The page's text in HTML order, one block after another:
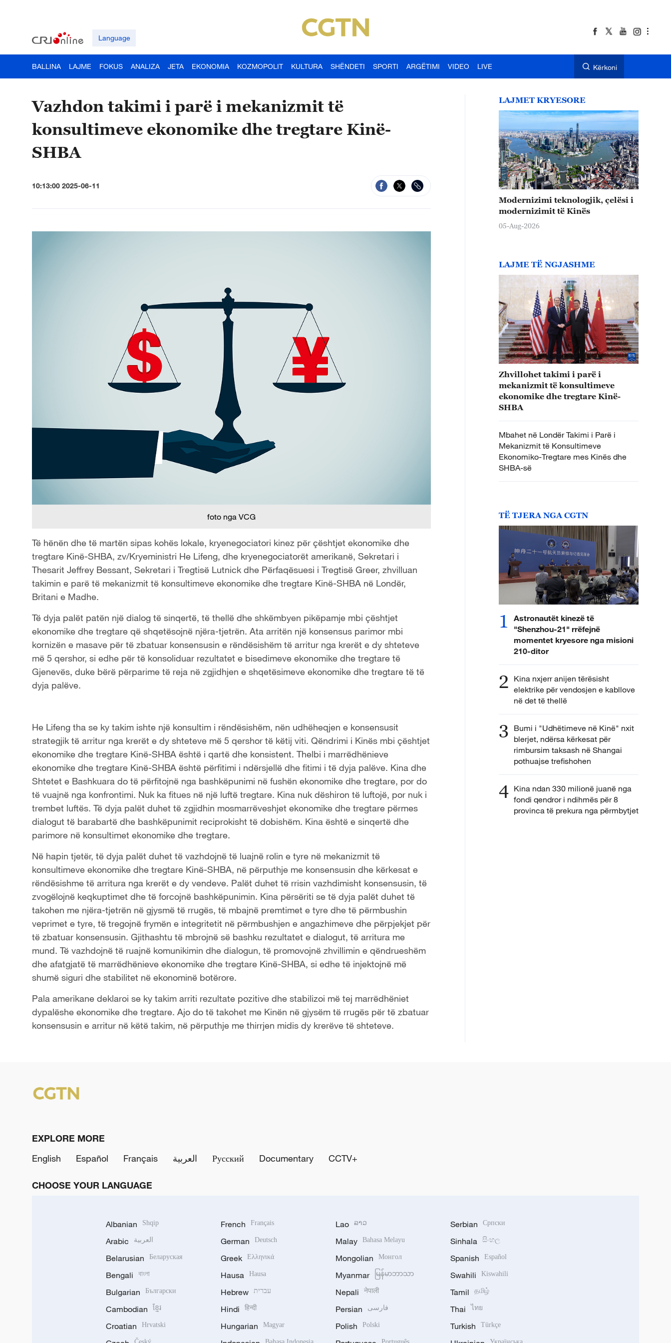
Language
BALLINA LAJME FOKUS ANALIZA JETA EKONOMIA KOZMOPOLIT KULTURA SHËNDETI SPORTI ARGËTIMI VIDEO LIVE Kërkoni
Vazhdon takimi i parë i mekanizmit të
konsultimeve ekonomike dhe tregtare Kinë-
SHBA
10:13:00 2025-06-11
foto nga VCG
Të hënën dhe të martën sipas kohës lokale, kryenegociatori kinez për çështjet ekonomike dhe
tregtare Kinë-SHBA, zv/Kryeministri He Lifeng, dhe kryenegociatorët amerikanë, Sekretari i
Thesarit Jeffrey Bessant, Sekretari i Tregtisë Lutnick dhe Përfaqësuesi i Tregtisë Greer, zhvilluan
takimin e parë të mekanizmit të konsultimeve ekonomike dhe tregtare Kinë-SHBA në Londër,
Britani e Madhe.
Të dyja palët patën një dialog të sinqertë, të thellë dhe shkëmbyen pikëpamje mbi çështjet
ekonomike dhe tregtare që shqetësojnë njëra-tjetrën. Ata arritën një konsensus parimor mbi
kornizën e masave për të zbatuar konsensusin e rëndësishëm të arritur nga krerët e dy shteteve
më 5 qershor, si edhe për të konsoliduar rezultatet e bisedimeve ekonomike dhe tregtare të
Gjenevës, duke bërë përparime të reja në zgjidhjen e shqetësimeve ekonomike dhe tregtare të të
dyja palëve.
He Lifeng tha se ky takim ishte një konsultim i rëndësishëm, nën udhëheqjen e konsensusit
strategjik të arritur nga krerët e dy shteteve më 5 qershor të këtij viti. Qëndrimi i Kinës mbi çështjet
ekonomike dhe tregtare Kinë-SHBA është i qartë dhe konsistent. Thelbi i marrëdhënieve
ekonomike dhe tregtare Kinë-SHBA është përfitimi i ndërsjellë dhe fitimi i të dyja palëve. Kina dhe
Shtetet e Bashkuara do të përfitojnë nga bashkëpunimi në fushën ekonomike dhe tregtare, por do
të vuajnë nga konfrontimi. Nuk ka fitues në një luftë tregtare. Kina nuk dëshiron të luftojë, por nuk i
trembet luftës. Të dyja palët duhet të zgjidhin mosmarrëveshjet ekonomike dhe tregtare përmes
dialogut të barabartë dhe bashkëpunimit reciprokisht të dobishëm. Kina është e sinqertë dhe
parimore në konsultimet ekonomike dhe tregtare.
Në hapin tjetër, të dyja palët duhet të vazhdojnë të luajnë rolin e tyre në mekanizmit të
konsultimeve ekonomike dhe tregtare Kinë-SHBA, në përputhje me konsensusin dhe kërkesat e
rëndësishme të arritura nga krerët e dy vendeve. Palët duhet të rrisin vazhdimisht konsensusin, të
zvogëlojnë keqkuptimet dhe të forcojnë bashkëpunimin. Kina përsëriti se të dyja palët duhet të
takohen me njëra-tjetrën në gjysmë të rrugës, të mbajnë premtimet e tyre dhe të përmbushin
veprimet e tyre, të tregojnë frymën e integritetit në përmbushjen e angazhimeve dhe përpjekjet për
të zbatuar konsensusin. Gjithashtu të mbrojnë së bashku rezultatet e dialogut, të arritura me
mund. Të vazhdojnë të ruajnë komunikimin dhe dialogun, të promovojnë zhvillimin e qëndrueshëm
dhe afatgjatë të marrëdhënieve ekonomike dhe tregtare Kinë-SHBA, si edhe të injektojnë më
shumë siguri dhe stabilitet në ekonominë botërore.
Pala amerikane deklaroi se ky takim arriti rezultate pozitive dhe stabilizoi më tej marrëdhëniet
dypalëshe ekonomike dhe tregtare. Ajo do të takohet me Kinën në gjysëm të rrugës për të zbatuar
konsensusin e arritur në këtë takim, në përputhje me thirrjen midis dy krerëve të shteteve.
LAJMET KRYESORE
Modernizimi teknologjik, çelësi i
modernizimit të Kinës
05-Aug-2026
LAJME TË NGJASHME
Zhvillohet takimi i parë i
mekanizmit të konsultimeve
ekonomike dhe tregtare Kinë-
SHBA
Mbahet në Londër Takimi i Parë i
Mekanizmit të Konsultimeve
Ekonomiko-Tregtare mes Kinës dhe
SHBA-së
TË TJERA NGA CGTN
1
Astronautët kinezë të
"Shenzhou-21" rrëfejnë
momentet kryesore nga misioni
210-ditor
2 Kina nxjerr anijen tërësisht
elektrike për vendosjen e kabllove
në det të thellë
3 Bumi i "Udhëtimeve në Kinë" nxit
blerjet, ndërsa kërkesat për
rimbursim taksash në Shangai
pothuajse trefishohen
4 Kina ndan 330 milionë juanë nga
fondi qendror i ndihmës për 8
provinca të prekura nga përmbytjet
EXPLORE MORE
English
Español Français العربية Русский Documentary CCTV+
CHOOSE YOUR LANGUAGE
Albanian Shqip
Arabic العربية
Belarusian Беларуская
Bengali বাংলা
Bulgarian Български
Cambodian ខ្មែរ
Croatian Hrvatski
French Français
German Deutsch
Greek Ελληνικά
Hausa Hausa
Hebrew עברית
Hindi हिन्दी
Hungarian Magyar
Lao ລາວ
Malay Bahasa Melayu
Mongolian Монгол
Myanmar မြန်မာဘာသာ
Nepali नेपाली
Persian فارسی
Polish Polski
Serbian Српски
Sinhala සිංහල
Spanish Español
Swahili Kiswahili
Tamil தமிழ்
Thai ไทย
Turkish Türkçe